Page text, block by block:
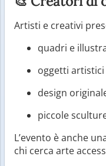
Artisti e creativi
quadri e
oggetti
design
piccole
L’evento è anche
chi cerca arte